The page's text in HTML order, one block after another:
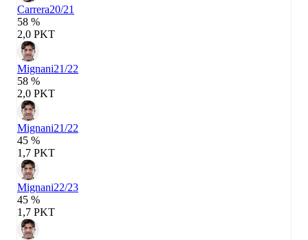
Carrera20/21
58 %
2,0 PKT
Mignani21/22
58 %
2,0 PKT
Mignani21/22
45 %
1,7 PKT
Mignani22/23
45 %
1,7 PKT